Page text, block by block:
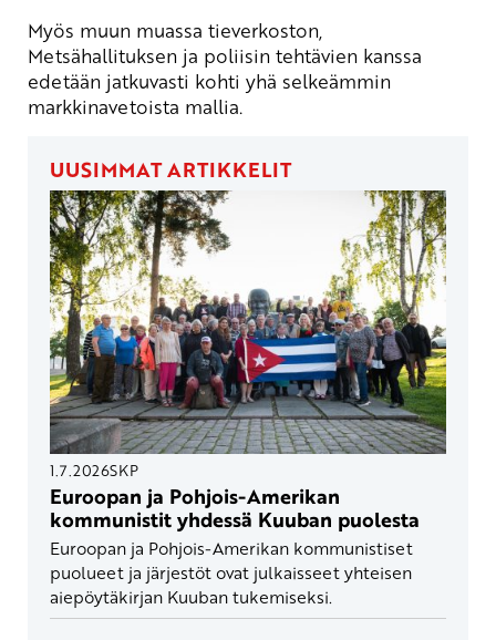
Myös muun muassa tieverkoston,
Metsähallituksen ja poliisin tehtävien kanssa
edetään jatkuvasti kohti yhä selkeämmin
markkinavetoista mallia.
UUSIMMAT ARTIKKELIT
1.7.2026SKP
Euroopan ja Pohjois-Amerikan
kommunistit yhdessä Kuuban puolesta
Euroopan ja Pohjois-Amerikan kommunistiset
puolueet ja järjestöt ovat julkaisseet yhteisen
aiepöytäkirjan Kuuban tukemiseksi.